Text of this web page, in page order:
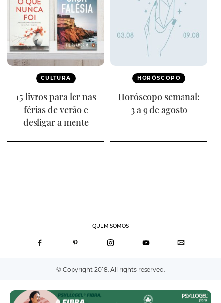
CULTURA
15 livros para ler nas
férias de verão e
desligar a mente
HORÓSCOPO
Horóscopo semanal:
3 a 9 de agosto
QUEM SOMOS
© Copyright 2018. All rights reserved.